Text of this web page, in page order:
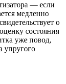
— если
медленно
о
состояния
уже повод,
упругого